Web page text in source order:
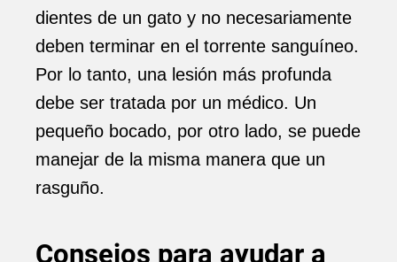
dientes de un gato y no necesariamente
deben terminar en el torrente sanguíneo.
Por lo tanto, una lesión más profunda
debe ser tratada por un médico. Un
pequeño bocado, por otro lado, se puede
manejar de la misma manera que un
rasguño.
Consejos para ayudar a